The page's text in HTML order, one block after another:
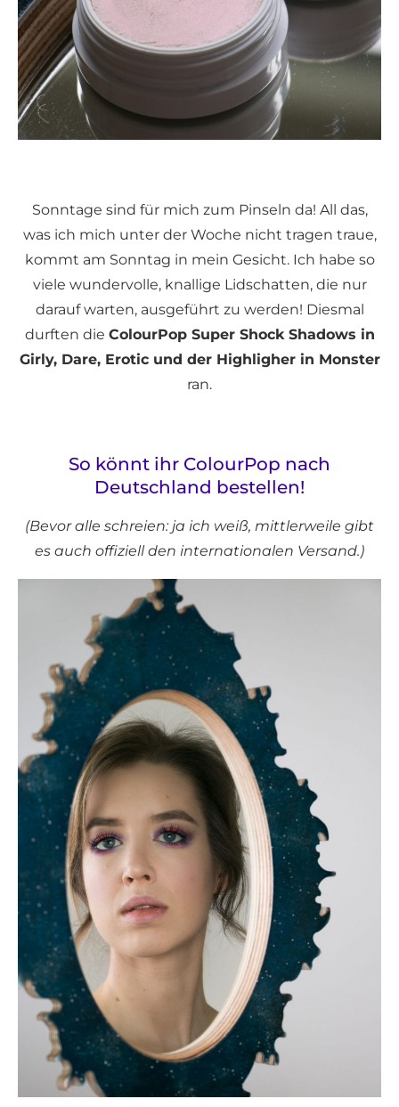
Sonntage sind für mich zum Pinseln da! All das,
was ich mich unter der Woche nicht tragen traue,
kommt am Sonntag in mein Gesicht. Ich habe so
viele wundervolle, knallige Lidschatten, die nur
darauf warten, ausgeführt zu werden! Diesmal
durften die ColourPop Super Shock Shadows in
Girly, Dare, Erotic und der Highligher in Monster
ran.
So könnt ihr ColourPop nach
Deutschland bestellen!
(Bevor alle schreien: ja ich weiß, mittlerweile gibt
es auch offiziell den internationalen Versand.)